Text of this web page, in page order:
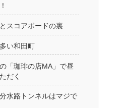
スコアボードの裏
い和田町
の「珈琲の店MA」で昼
だく
水路トンネルはマジで